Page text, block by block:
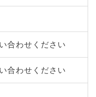
合わせください
合わせください